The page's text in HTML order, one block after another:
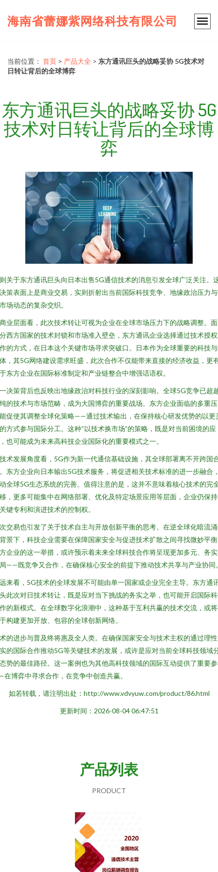
海南省蕾娜紫网络科技有限公司
当前位置： 首页 > 产品大全 > 东方通讯巨头的战略妥协 5G技术对
日转让背后的全球博弈
东方通讯巨头的战略妥协 5G
技术对日转让背后的全球博
弈
关于东方通讯巨头向日本出售5G通信技术的消息引发全球广泛关注。
策表面上是商业交易，实则折射出当前国际科技竞争、地缘政治压力
场动态的复杂交织。
业层面看，此次技术转让可视为企业在全球市场压力下的战略调整。
西方国家的技术封锁和市场准入壁垒，东方通讯企业选择通过技术授
的方式，在日本这个关键市场寻求突破口。日本作为全球重要的科技
，其5G网络建设需求旺盛，此次合作不仅能带来直接的经济收益，更
东方企业在国际标准制定和产业链整合中增强话语权。
决策背后也反映出地缘政治对科技行业的深刻影响。全球5G竞争已超
的技术与市场范畴，成为大国博弈的重要战场。东方企业面临的多重
促使其调整全球化策略——通过技术输出，在保持核心研发优势的以更
方式参与国际分工。这种“以技术换市场”的策略，既是对当前困境的应
也可能成为未来高科技企业国际化的重要模式之一。
术发展角度看，5G作为新一代通信基础设施，其全球部署离不开跨国
东方企业向日本输出5G技术服务，将促进相关技术标准的进一步融合
全球5G生态系统的完善。值得注意的是，这并不意味着核心技术的完
，更多可能集中在网络部署、优化及特定场景应用等层面，企业仍保
键专利和演进技术的控制权。
交易也引发了关于技术自主与开放创新平衡的思考。在逆全球化暗流
景下，科技企业需要在保障国家安全与促进技术扩散之间寻找微妙平
企业的这一举措，或许预示着未来全球科技合作将呈现更加多元、务
——既竞争又合作，在确保核心安全的前提下推动技术共享与产业协同
来看，5G技术的全球发展不可能由单一国家或企业完全主导。东方通
此次对日技术转让，既是应对当下挑战的务实之举，也可能开启国际
的新模式。在全球数字化浪潮中，这种基于互利共赢的技术交流，或
构建更加开放、包容的全球创新网络。
的进步与普及终将惠及全人类。在确保国家安全与技术主权的通过理
的国际合作推动5G等关键技术的发展，或许是应对当前全球科技领域
势的最佳路径。这一案例也为其他高科技领域的国际互动提供了重要
博弈中寻求合作，在竞争中创造共赢。
如若转载，请注明出处：http://www.vdvyuw.com/product/86.html
更新时间：2026-08-04 06:47:51
产品列表
PRODUCT